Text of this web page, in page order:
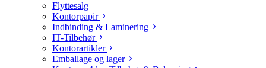
Flyttesalg
Kontorpapir
Indbinding & Laminering
IT-Tilbehør
Kontorartikler
Emballage og lager